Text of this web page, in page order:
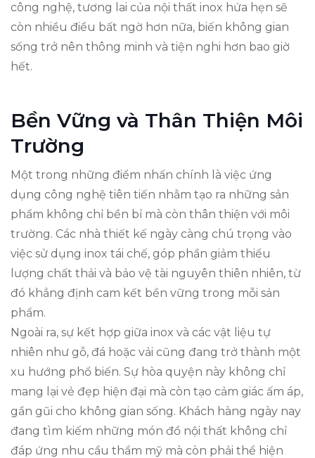
công nghệ, tương lai của nội thất inox hứa hẹn sẽ
còn nhiều điều bất ngờ hơn nữa, biến không gian
sống trở nên thông minh và tiện nghi hơn bao giờ
hết.
Bền Vững và Thân Thiện Môi
Trường
Một trong những điểm nhấn chính là việc ứng
dụng công nghệ tiên tiến nhằm tạo ra những sản
phẩm không chỉ bền bỉ mà còn thân thiện với môi
trường. Các nhà thiết kế ngày càng chú trọng vào
việc sử dụng inox tái chế, góp phần giảm thiểu
lượng chất thải và bảo vệ tài nguyên thiên nhiên, từ
đó khẳng định cam kết bền vững trong mỗi sản
phẩm.
Ngoài ra, sự kết hợp giữa inox và các vật liệu tự
nhiên như gỗ, đá hoặc vải cũng đang trở thành một
xu hướng phổ biến. Sự hòa quyện này không chỉ
mang lại vẻ đẹp hiện đại mà còn tạo cảm giác ấm áp,
gần gũi cho không gian sống. Khách hàng ngày nay
đang tìm kiếm những món đồ nội thất không chỉ
đáp ứng nhu cầu thẩm mỹ mà còn phải thể hiện